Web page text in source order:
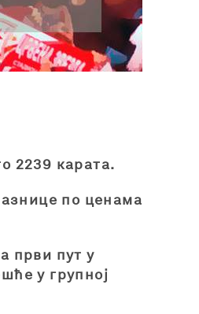
2239 карата.
по ценама
први пут у
у групној